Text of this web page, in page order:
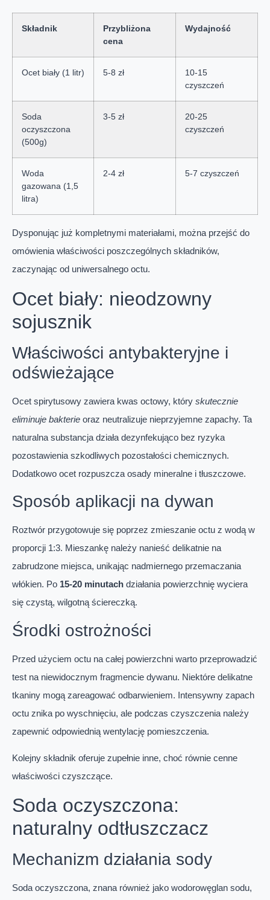
Składnik
Przybliżona
cena
Wydajność
Ocet biały (1 litr) 5-8 zł
10-15
czyszczeń
Soda
oczyszczona
(500g)
3-5 zł
20-25
czyszczeń
Woda
gazowana (1,5
litra)
2-4 zł 5-7 czyszczeń
Dysponując już kompletnymi materiałami, można przejść do
omówienia właściwości poszczególnych składników,
zaczynając od uniwersalnego octu.
Ocet biały: nieodzowny
sojusznik
Właściwości antybakteryjne i
odświeżające
Ocet spirytusowy zawiera kwas octowy, który skutecznie
eliminuje bakterie oraz neutralizuje nieprzyjemne zapachy. Ta
naturalna substancja działa dezynfekująco bez ryzyka
pozostawienia szkodliwych pozostałości chemicznych.
Dodatkowo ocet rozpuszcza osady mineralne i tłuszczowe.
Sposób aplikacji na dywan
Roztwór przygotowuje się poprzez zmieszanie octu z wodą w
proporcji 1:3. Mieszankę należy nanieść delikatnie na
zabrudzone miejsca, unikając nadmiernego przemaczania
włókien. Po 15-20 minutach działania powierzchnię wyciera
się czystą, wilgotną ściereczką.
Środki ostrożności
Przed użyciem octu na całej powierzchni warto przeprowadzić
test na niewidocznym fragmencie dywanu. Niektóre delikatne
tkaniny mogą zareagować odbarwieniem. Intensywny zapach
octu znika po wyschnięciu, ale podczas czyszczenia należy
zapewnić odpowiednią wentylację pomieszczenia.
Kolejny składnik oferuje zupełnie inne, choć równie cenne
właściwości czyszczące.
Soda oczyszczona:
naturalny odtłuszczacz
Mechanizm działania sody
Soda oczyszczona, znana również jako wodorowęglan sodu,